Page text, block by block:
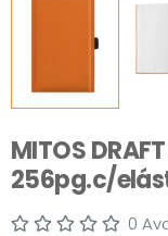
MITOS
256pg.c/
0